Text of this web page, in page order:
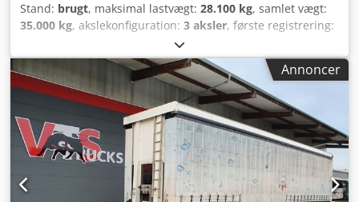
Stand: brugt, maksimal lastvægt: 28.100 kg, samlet vægt:
35.000 kg, akslekonfiguration: 3 aksler, første registrering:
13.240 mm
2.490 mm, lastepladshøjde:3.500 mm, samlet bredde:
2.550 mm, total højde:4.000 mm, Udstyr: ABS, Schröder
Wiesmoor ST 11/24 P4-13,5, drikkevaretrailer
Chassisenummer 3512 -Syn er udløbet -2 løfteakser -
Dækstørrelse 385/55R22.5 Crjdpfxozdbkqo Abkef -
Hæve-/sænkebart tag -BPW-akser -Registreret 07/2021 -
Lastareal 1: 3,34 m x 2,49 m -Lastareal 2: 3,30 m x 3,50 m -
Lastareal 3: 6,60 m x 2,68 m -Egenvægt 6900 kg Med
forbehold for fejl og mellemsalg.
Annoncer